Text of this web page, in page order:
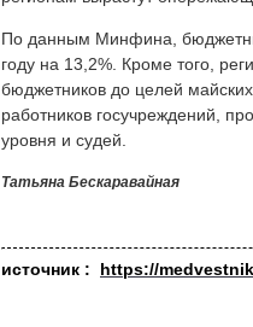
По данным Минфина,
году на 13,2%. Кроме того,
бюджетников до целей
работников госучреждений,
уровня и судей.
Татьяна Бескаравайная
источник : https://